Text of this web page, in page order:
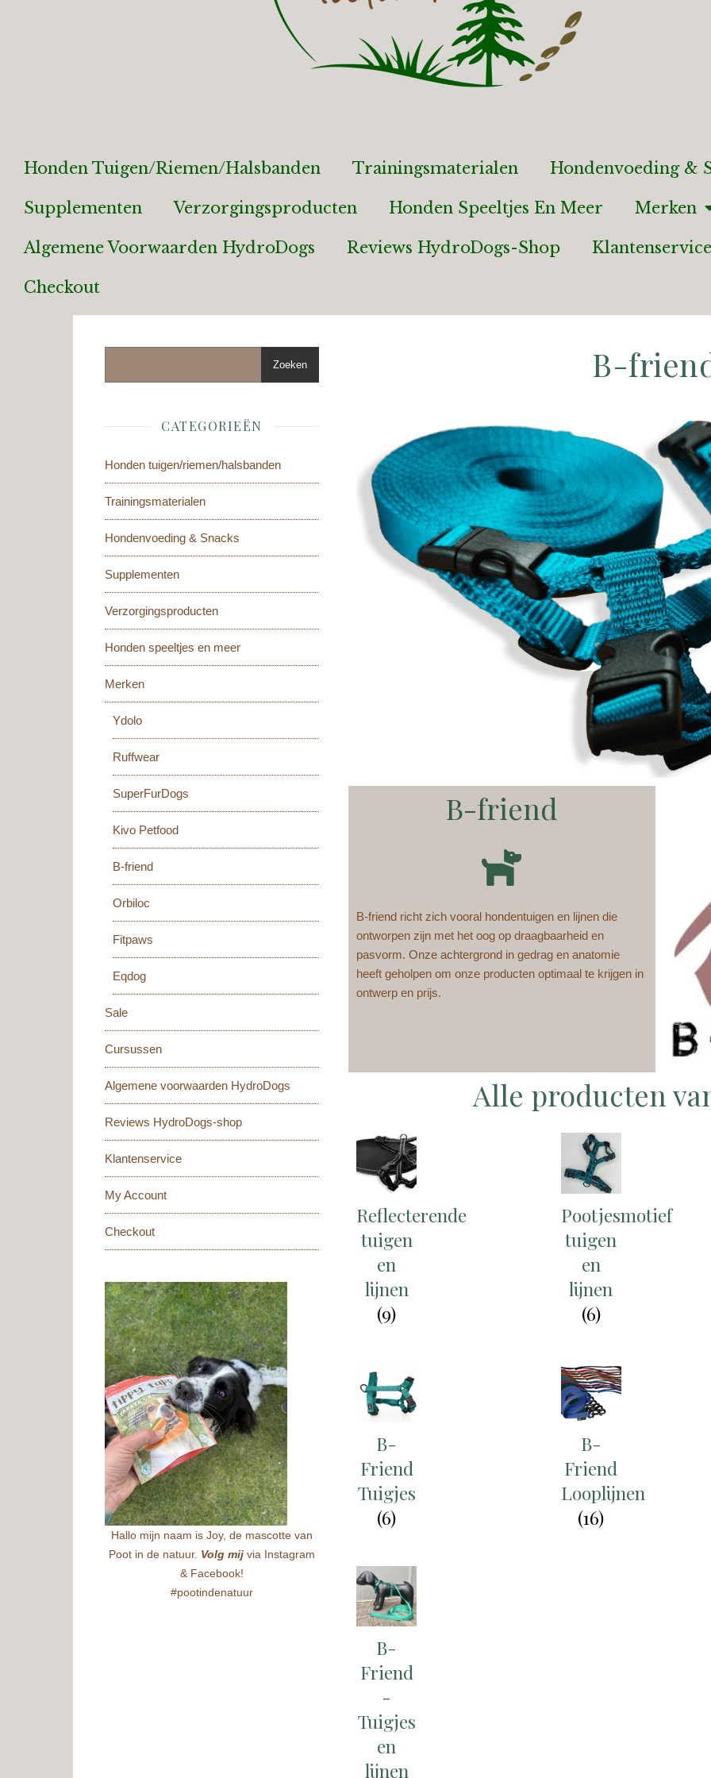
Honden Tuigen/riemen/halsbanden Trainingsmaterialen Hondenvoeding &
Supplementen Verzorgingsproducten Honden Speeltjes En Meer Merken
Algemene Voorwaarden HydroDogs Reviews HydroDogs-Shop Klantenservice
Checkout
Zoeken
CATEGORIEËN
Honden tuigen/riemen/halsbanden
Trainingsmaterialen
Hondenvoeding & Snacks
Supplementen
Verzorgingsproducten
Honden speeltjes en meer
Merken
Ydolo
Ruffwear
SuperFurDogs
Kivo Petfood
B-friend
Orbiloc
Fitpaws
Eqdog
Sale
Cursussen
Algemene voorwaarden HydroDogs
Reviews HydroDogs-shop
Klantenservice
My Account
Checkout
Hallo mijn naam is Joy, de mascotte van
Poot in de natuur. Volg mij via Instagram
& Facebook!
#pootindenatuur
B-
B-friend
B-friend richt zich vooral hondentuigen en lijnen die
ontworpen zijn met het oog op draagbaarheid en
pasvorm. Onze achtergrond in gedrag en anatomie
heeft geholpen om onze producten optimaal te krijgen in
ontwerp en prijs.
Alle producten
Reflecterende
tuigen
en
lijnen
(9)
Pootjesmotief
tuigen
en
lijnen
(6)
B-
Friend
Tuigjes
(6)
B-
Friend
Looplijnen
(16)
B-
Friend
-
Tuigjes
en
lijnen